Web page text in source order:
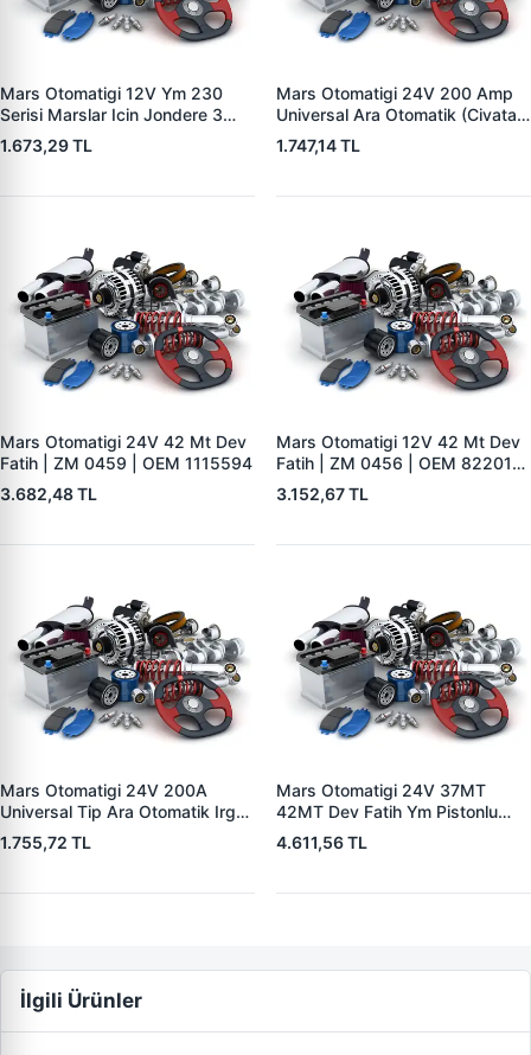
Mars Otomatigi 12V Ym 230
Serisi Marslar Icin Jondere 3
Delik | ZM 1653 | OEM
RE503357
1.673,29 TL
Mars Otomatigi 24V 200 Amp
Universal Ara Otomatik (Civatali)
| ZM 1404
1.747,14 TL
Mars Otomatigi 24V 42 Mt Dev
Fatih | ZM 0459 | OEM 1115594
3.682,48 TL
Mars Otomatigi 12V 42 Mt Dev
Fatih | ZM 0456 | OEM 82201-
5004 V1117553
2132X10456393
3.152,67 TL
Mars Otomatigi 24V 200A
Universal Tip Ara Otomatik Irgat
| ZM 0404
1.755,72 TL
Mars Otomatigi 24V 37MT
42MT Dev Fatih Ym Pistonlu
Bmc Profesyonel Catterpiller Is
Makinasi | ZM 0361 | OEM
4.611,56 TL
İlgili Ürünler